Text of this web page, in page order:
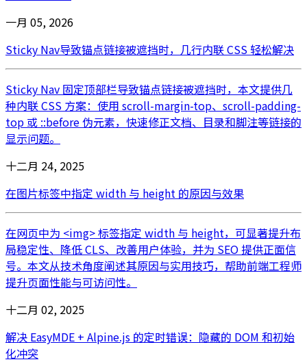
一月 05, 2026
Sticky Nav导致锚点链接被遮挡时，几行内联 CSS 轻松解决
Sticky Nav 固定顶部栏导致锚点链接被遮挡时，本文提供几
种内联 CSS 方案：使用 scroll-margin-top、scroll-padding-
top 或 ::before 伪元素，快速修正文档、目录和脚注等链接的
显示问题。
十二月 24, 2025
在图片标签中指定 width 与 height 的原因与效果
在网页中为 <img> 标签指定 width 与 height，可显著提升布
局稳定性、降低 CLS、改善用户体验，并为 SEO 提供正面信
号。本文从技术角度阐述其原因与实用技巧，帮助前端工程师
提升页面性能与可访问性。
十二月 02, 2025
解决 EasyMDE + Alpine.js 的定时错误：隐藏的 DOM 和初始
化冲突